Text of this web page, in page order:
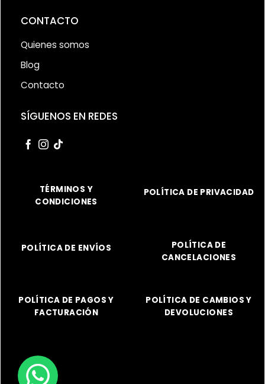
CONTACTO
Quienes somos
Blog
Contacto
SÍGUENOS EN REDES
TÉRMINOS Y
CONDICIONES
POLÍTICA DE PRIVACIDAD
POLÍTICA DE ENVÍOS
POLÍTICA DE
CANCELACIONES
POLÍTICA DE PAGOS Y
FACTURACIÓN
POLÍTICA DE CAMBIOS Y
DEVOLUCIONES